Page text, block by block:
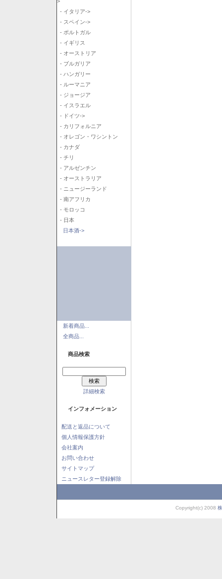
- イタリア->
- スペイン->
- ポルトガル
- イギリス
- オーストリア
- ブルガリア
- ハンガリー
- ルーマニア
- ジョージア
- イスラエル
- ドイツ->
- カリフォルニア
- オレゴン・ワシントン
- カナダ
- チリ
- アルゼンチン
- オーストラリア
- ニュージーランド
- 南アフリカ
- モロッコ
- 日本
日本酒->
新着商品...
全商品...
商品検索
詳細検索
インフォメーション
配送と返品について
個人情報保護方針
会社案内
お問い合わせ
サイトマップ
ニュースレター登録解除
Copyright(c) 2008